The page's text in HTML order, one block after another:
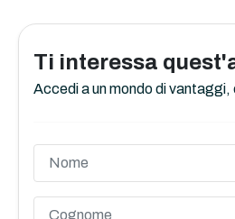
Ti interessa
Accedi a un mondo di